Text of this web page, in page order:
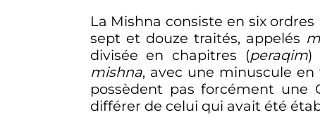
La Mishna consiste en six ordres
sept et douze traités, appelés
divisée en chapitres (peraqim)
mishna, avec une minuscule
possèdent pas forcément une
différer de celui qui avait été